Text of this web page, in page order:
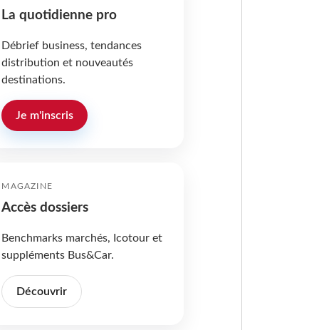
La quotidienne pro
Débrief business, tendances
distribution et nouveautés
destinations.
Je m'inscris
MAGAZINE
Accès dossiers
Benchmarks marchés, Icotour et
suppléments Bus&Car.
Découvrir